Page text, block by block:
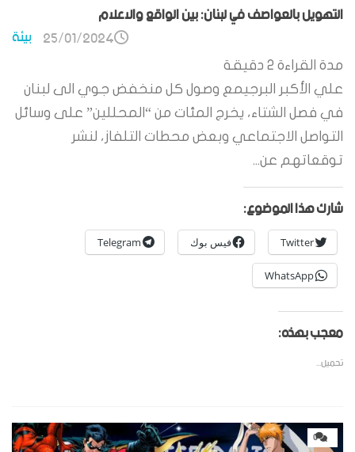
التهويل بالعواصف في لبنان: بين الواقع والاعلام
بيئة 25/01/2024
مدة القراءة 2 دقيقة
علي الأكبر البرجيمع وصول كل منخفض جوي الى لبنان
في فصل الشتاء، يخرج المئات من “المحللين” على وسائل
التواصل الاجتماعي وبعض محطات التلفاز، لنشر
توقعاتهم عن...
شارك هذا الموضوع:
Twitter فيس بوك Telegram
WhatsApp
معجب بهذه:
تحميل...
0